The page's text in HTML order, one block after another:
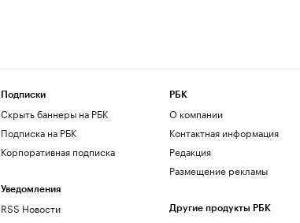
Подписки
Скрыть баннеры на РБК
Подписка на РБК
Корпоративная подписка
Уведомления
RSS Новости
РБК
О компании
Контактная информация
Редакция
Размещение рекламы
Другие продукты РБК